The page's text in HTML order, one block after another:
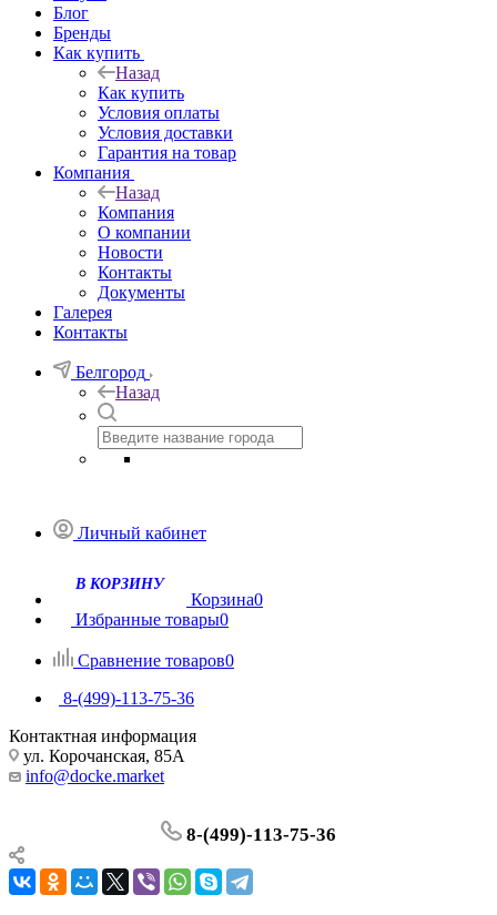
Блог
Бренды
Как купить
Назад
Как купить
Условия оплаты
Условия доставки
Гарантия на товар
Компания
Назад
Компания
О компании
Новости
Контакты
Документы
Галерея
Контакты
Белгород
Назад
Личный кабинет
Корзина0
Избранные товары0
Сравнение товаров0
8-(499)-113-75-36
Контактная информация
ул. Корочанская, 85А
info@docke.market
8-(499)-113-75-36